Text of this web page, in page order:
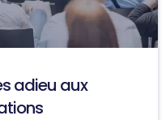
adieu aux